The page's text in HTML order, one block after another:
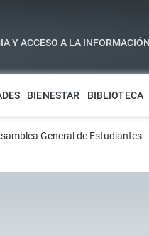
Y ACCESO A LA
BIENESTAR BIBLIOTECA
General de Estudiantes